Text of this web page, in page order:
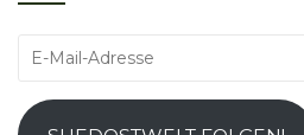
E-
Adresse